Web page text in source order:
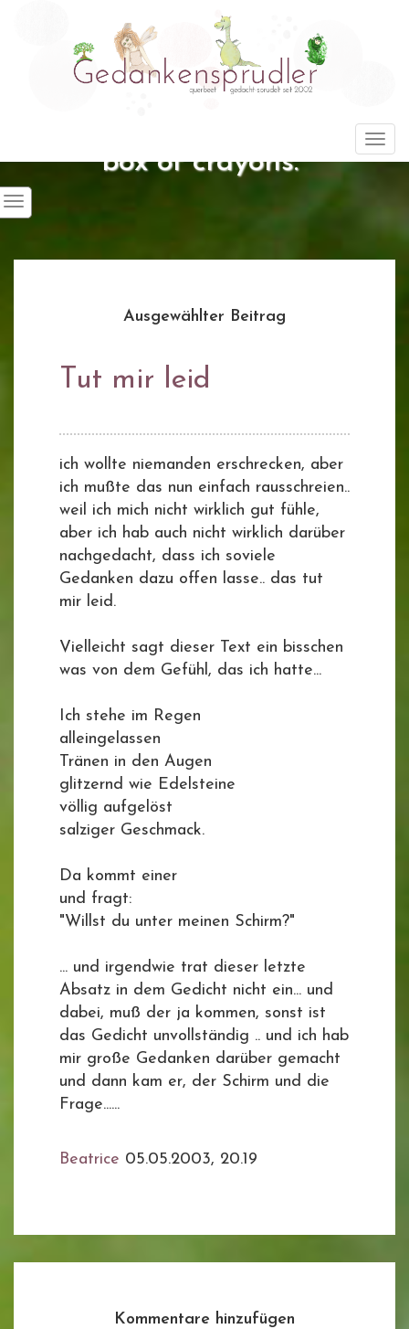
"Life is about using the whole
box of crayons."
Ausgewählter Beitrag
Tut mir leid
ich wollte niemanden erschrecken, aber
ich mußte das nun einfach rausschreien..
weil ich mich nicht wirklich gut fühle,
aber ich hab auch nicht wirklich darüber
nachgedacht, dass ich soviele
Gedanken dazu offen lasse.. das tut
mir leid.
Vielleicht sagt dieser Text ein bisschen
was von dem Gefühl, das ich hatte...
Ich stehe im Regen
alleingelassen
Tränen in den Augen
glitzernd wie Edelsteine
völlig aufgelöst
salziger Geschmack.
Da kommt einer
und fragt:
"Willst du unter meinen Schirm?"
... und irgendwie trat dieser letzte
Absatz in dem Gedicht nicht ein... und
dabei, muß der ja kommen, sonst ist
das Gedicht unvollständig .. und ich hab
mir große Gedanken darüber gemacht
und dann kam er, der Schirm und die
Frage......
Beatrice 05.05.2003, 20.19
Kommentare hinzufügen